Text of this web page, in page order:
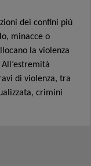
dei confini più
minacce o
la violenza
di violenza, tra
crimini